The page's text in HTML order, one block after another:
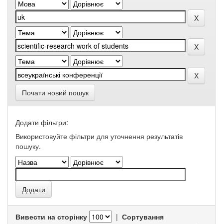
Почати новий пошук
Додати фільтри:
Використовуйте фільтри для уточнення результатів
пошуку.
Вивести на сторінку | Сортування